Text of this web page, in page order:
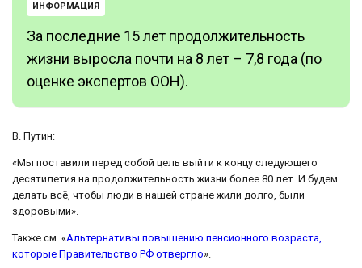
ИНФОРМАЦИЯ
За последние 15 лет продолжительность
жизни выросла почти на 8 лет – 7,8 года (по
оценке экспертов ООН).
В. Путин:
«Мы поставили перед собой цель выйти к концу следующего
десятилетия на продолжительность жизни более 80 лет. И будем
делать всё, чтобы люди в нашей стране жили долго, были
здоровыми».
Также см. «Альтернативы повышению пенсионного возраста,
которые Правительство РФ отвергло».